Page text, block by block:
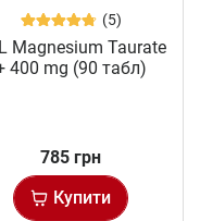
(5)
Magnesium Taurate
400 mg (90 табл)
785 грн
Купити